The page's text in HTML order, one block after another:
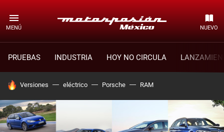
MENÚ NUEVO
PRUEBAS INDUSTRIA HOY NO CIRCULA
HOY SE HABLA DE
Versiones eléctrico Porsche RAM